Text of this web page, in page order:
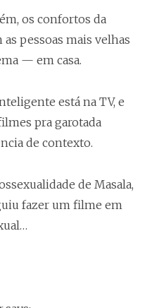
os confortos da
pessoas mais velhas
— em casa.
está na TV, e
pra garotada
de contexto.
de Masala,
fazer um filme em